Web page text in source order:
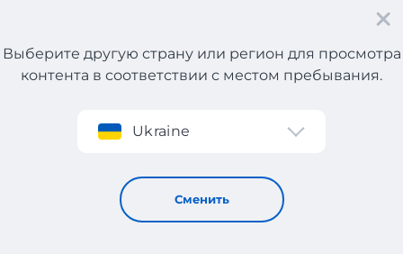
Регистрация
Выберите другую страну или регион для просмотра
контента в соответствии с местом пребывания.
Ukraine
Сменить
ТОП-10 лучших плюшевых друзей для ребенка